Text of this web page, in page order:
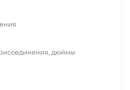
дюймы